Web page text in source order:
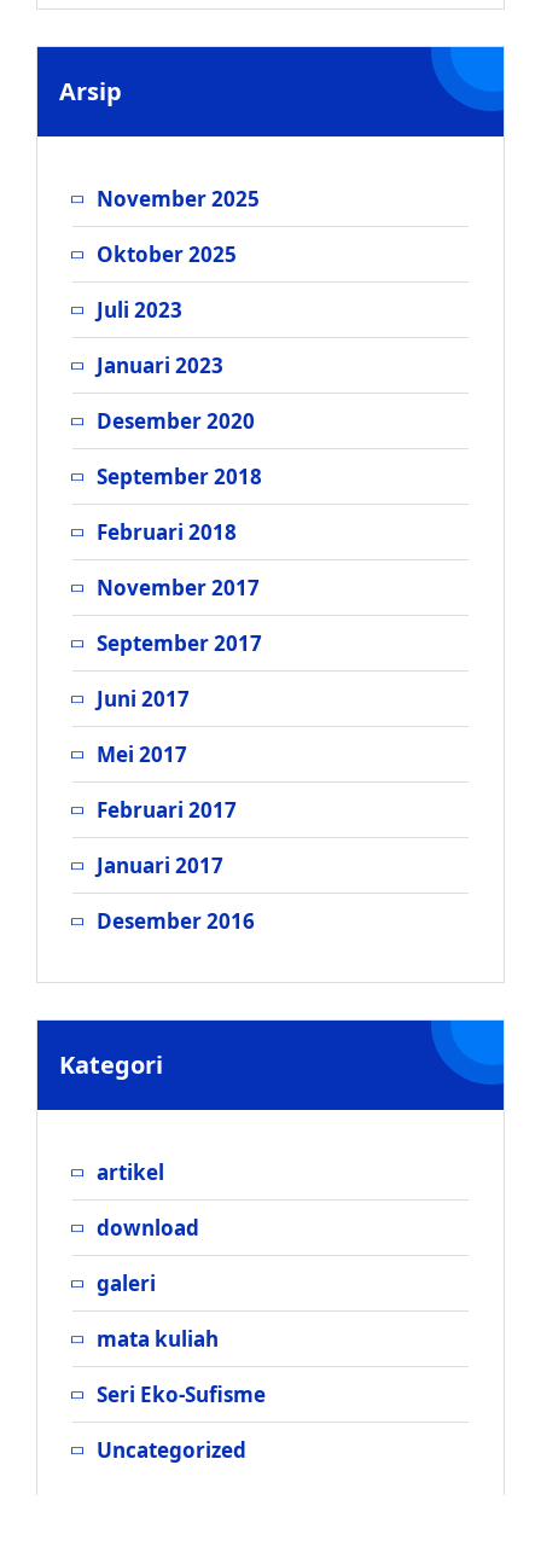
Arsip
November 2025
Oktober 2025
Juli 2023
Januari 2023
Desember 2020
September 2018
Februari 2018
November 2017
September 2017
Juni 2017
Mei 2017
Februari 2017
Januari 2017
Desember 2016
Kategori
artikel
download
galeri
mata kuliah
Seri Eko-Sufisme
Uncategorized